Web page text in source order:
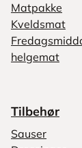
Matpakke
Kveldsmat
helgemat
Tilbehør
Sauser